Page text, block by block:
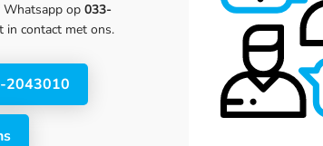
Whatsapp op 033-
in contact met ons.
2043010